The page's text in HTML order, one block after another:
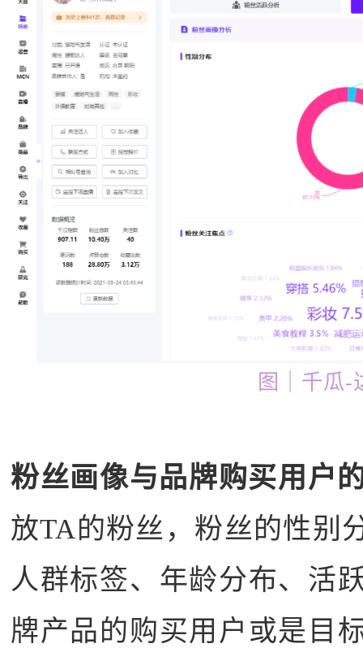
图｜千瓜-
粉丝画像与品牌购买用户
放TA的粉丝，粉丝的性别
人群标签、年龄分布、活
牌产品的购买用户或是目